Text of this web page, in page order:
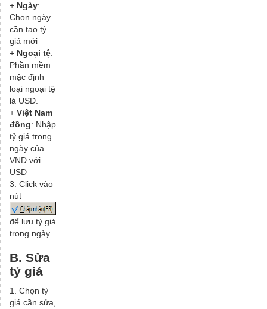
+ Ngày:
Chọn ngày
cần tạo tỷ
giá mới
+ Ngoại tệ:
Phần mềm
mặc định
loại ngoại tệ
là USD.
+ Việt Nam
đồng: Nhập
tỷ giá trong
ngày của
VND với
USD
3. Click vào
nút
để lưu tỷ giá
trong ngày.
B. Sửa
tỷ giá
1. Chọn tỷ
giá cần sửa,